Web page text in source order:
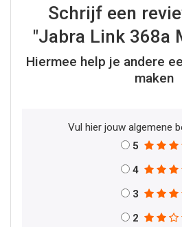
Schrijf een
"Jabra Link 368a
Hiermee help je andere
maken
Vul hier jouw algemene
5
4
3
2